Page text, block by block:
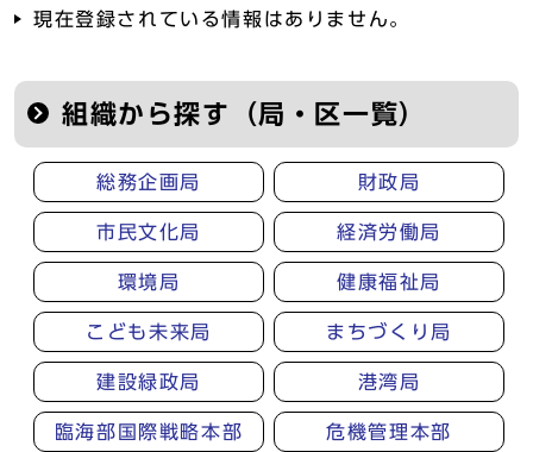
現在登録されている情報はありません。
組織から探す（局・区一覧）
総務企画局 財政局
市民文化局 経済労働局
環境局 健康福祉局
こども未来局 まちづくり局
建設緑政局 港湾局
臨海部国際戦略本部 危機管理本部